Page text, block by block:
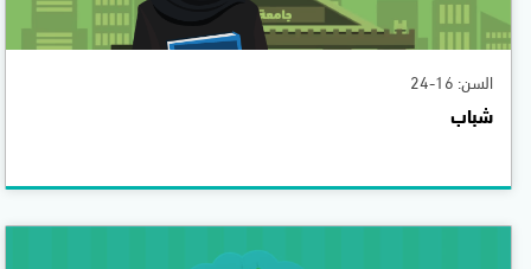
السن: 16-24
شباب